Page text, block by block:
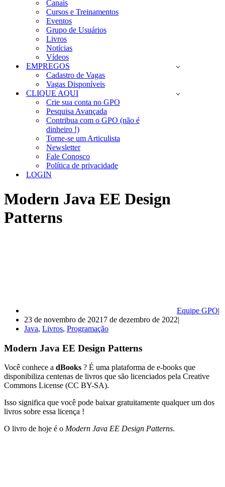
Canais
Cursos e Treinamentos
Eventos
Grupo de Usuários
Livros
Notícias
Vídeos
EMPREGOS
Cadastro de Vagas
Vagas Disponíveis
CLIQUE AQUI
Crie sua conta no GPO
Pesquisa Avançada
Contribua com o GPO (não é
dinheiro !)
Torne-se um Articulista
Newsletter
Fale Conosco
Política de privacidade
LOGIN
Modern Java EE Design
Patterns
Equipe GPO
23 de novembro de 2021 7 de dezembro de 2022
Java, Livros, Programação
Modern Java EE Design Patterns
Você conhece a dBooks ? É uma plataforma de e-books que
disponibiliza centenas de livros que são licenciados pela Creative
Commons License (CC BY-SA).
Isso significa que você pode baixar gratuitamente qualquer um dos
livros sobre essa licença !
O livro de hoje é o Modern Java EE Design Patterns.